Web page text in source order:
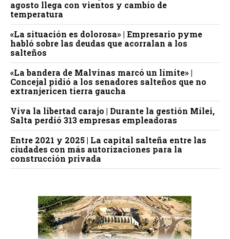
agosto llega con vientos y cambio de
temperatura
«La situación es dolorosa» | Empresario pyme
habló sobre las deudas que acorralan a los
salteños
«La bandera de Malvinas marcó un límite» |
Concejal pidió a los senadores salteños que no
extranjericen tierra gaucha
Viva la libertad carajo | Durante la gestión Milei,
Salta perdió 313 empresas empleadoras
Entre 2021 y 2025 | La capital salteña entre las
ciudades con más autorizaciones para la
construcción privada